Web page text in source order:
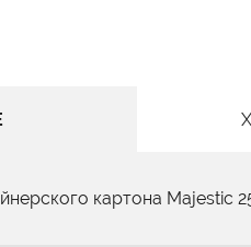
картона Majestic